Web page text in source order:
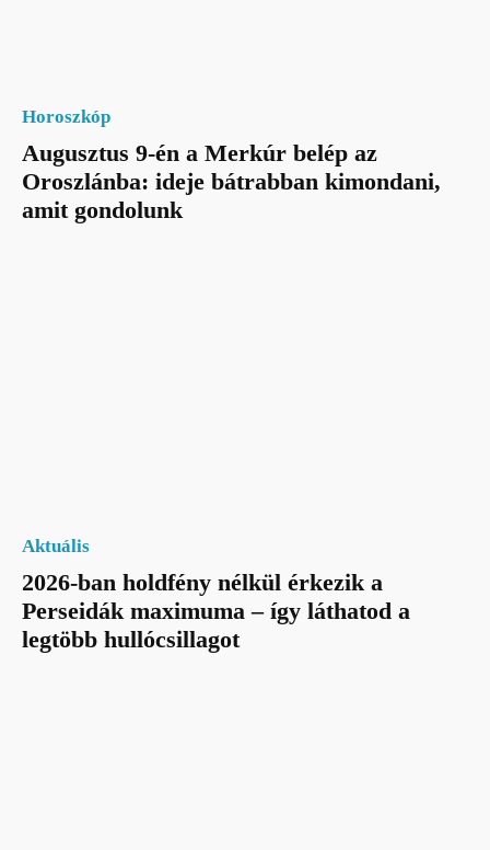
Horoszkóp
Augusztus 9-én a Merkúr belép az
Oroszlánba: ideje bátrabban kimondani,
amit gondolunk
Aktuális
2026-ban holdfény nélkül érkezik a
Perseidák maximuma – így láthatod a
legtöbb hullócsillagot